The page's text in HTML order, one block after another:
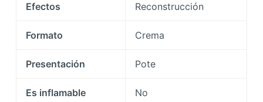
Efectos Reconstrucción
Formato Crema
Presentación Pote
Es inflamable No